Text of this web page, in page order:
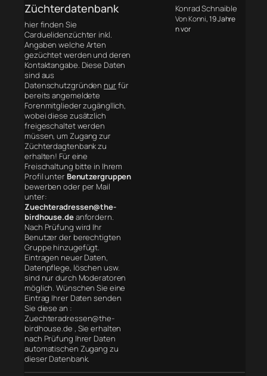
Züchterdatenbank
hier finden Sie
Carduelidenzüchter inkl.
Angaben welche Arten
gezüchtet werden und deren
Kontaktangabe. Diese Daten
sind aus
Datenschutzgründen nurfür
bereits angemeldete
Forenmitglieder zugängllich,
wobei diese zusätzlich
freigeschaltet werden
müssen, um Zugang zur
Züchterdagtenbank zu
erhalten! Für eine
Freischaltung bitte in Ihrem
Profil unter Benutzergruppen
bewerben oder per Mail
unter:
Zuechteradressen@the-
birdhouse.deanfordern.
Nach Prüfung wird Ihr
Benutzer der berechtigten
Gruppe hinzugefügt.
Eintragen neuer Daten,
Datenpflege, löschen usw.
sind nur durch Moderatoren
möglich. Wünschen Sie eine
Eintrag Ihrer Daten senden
Sie diese an :
Zuechteradressen@the-
birdhouse.de , Sie erhalten
nach Prüfung Ihrer Daten
automatischen Zugang zu
dieser Datenbank.
Konrad Schnaible
Von Konni, 19 Jahre
n vor